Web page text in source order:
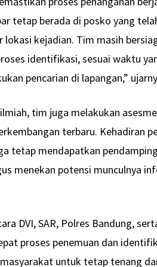
tetap berada di posko yang
lokasi kejadian. Tim masih
identifikasi, sesuai waktu
pencarian di lapangan,”
tim juga melakukan
terbaru. Kehadiran
tetap mendapatkan
menekan potensi munculnya
DVI, SAR, Polres Bandung,
proses penemuan dan
untuk tetap tenang